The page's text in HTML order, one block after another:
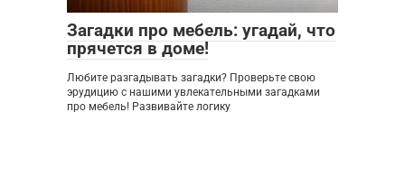
Загадки про мебель: угадай, что
прячется в доме!
Любите разгадывать загадки? Проверьте свою
эрудицию с нашими увлекательными загадками
про мебель! Развивайте логику